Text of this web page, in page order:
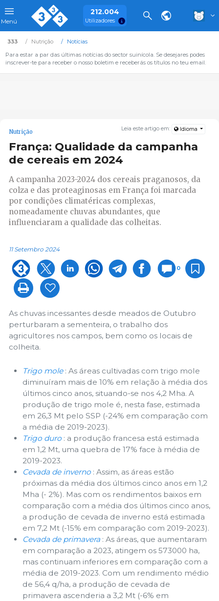
Menú
212.004
Utilizadores
333 Nutrição
Notícias
Para estar a par das últimas notícias do sector suinícola. Se desejares podes
inscrever-te para receber o nosso boletim e receberás os títulos no teu email.
Leia este artigo em: Idioma
Nutrição
França: Qualidade da campanha
de cereais em 2024
A campanha 2023-2024 dos cereais praganosos, da
colza e das proteaginosas em França foi marcada
por condições climatéricas complexas,
nomeadamente chuvas abundantes, que
influenciaram a qualidade das colheitas.
11 Setembro 2024
0
As chuvas incessantes desde meados de Outubro
perturbaram a sementeira, o trabalho dos
agricultores nos campos, bem como os locais de
colheita.
Trigo mole: As áreas cultivadas com trigo mole
diminuíram mais de 10% em relação à média dos
últimos cinco anos, situando-se nos 4,2 Mha. A
produção de trigo mole é, nesta fase, estimada
em 26,3 Mt pelo SSP (-24% em comparação com
a média de 2019-2023).
Trigo duro : a produção francesa está estimada
em 1,2 Mt, uma quebra de 17% face à média de
2019-2023.
Cevada de inverno : Assim, as áreas estão
próximas da média dos últimos cinco anos em 1,2
Mha (- 2%). Mas com os rendimentos baixos em
comparação com a média dos últimos cinco anos,
a produção de cevada de inverno está estimada
em 7,2 Mt (-15% em comparação com 2019-2023).
Cevada de primavera : As áreas, que aumentaram
em comparação a 2023, atingem os 573000 ha,
mas continuam inferiores em comparação com a
média de 2019-2023. Com um rendimento médio
de 56,4 q/ha, a produção de cevada de
primavera ascenderia a 3,2 Mt (-6% em